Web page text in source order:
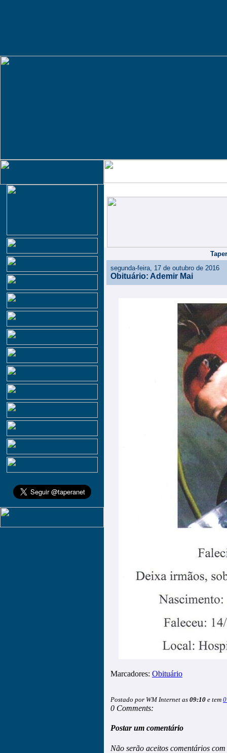
segunda-feira, 17 de outubro de 2016
Obituário: Ademir Mai
Marcadores: Obituário
Postado por WM Internet as 09:10 e tem
0 Comments:
Postar um comentário
Não serão aceitos comentários